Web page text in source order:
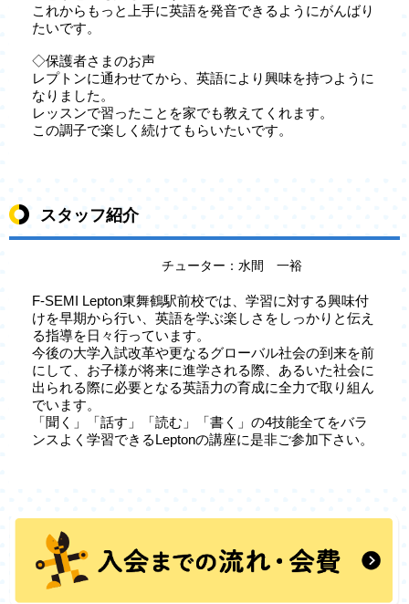
これからもっと上手に英語を発音できるようにがんばり
たいです。
◇保護者さまのお声
レプトンに通わせてから、英語により興味を持つように
なりました。
レッスンで習ったことを家でも教えてくれます。
この調子で楽しく続けてもらいたいです。
スタッフ紹介
チューター：水間 一裕
F-SEMI Lepton東舞鶴駅前校では、学習に対する興味付
けを早期から行い、英語を学ぶ楽しさをしっかりと伝え
る指導を日々行っています。
今後の大学入試改革や更なるグローバル社会の到来を前
にして、お子様が将来に進学される際、あるいた社会に
出られる際に必要となる英語力の育成に全力で取り組ん
でいます。
「聞く」「話す」「読む」「書く」の4技能全てをバラ
ンスよく学習できるLeptonの講座に是非ご参加下さい。